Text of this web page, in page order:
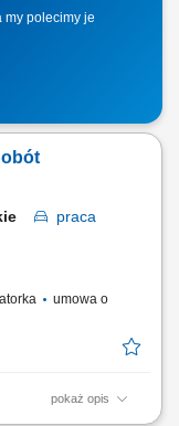
my polecimy je
praca
umowa o
pokaż opis
oraz budowy na